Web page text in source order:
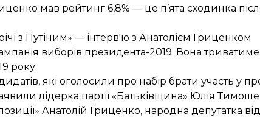
мав рейтинг 6,8% — це п’ята сходинка
з Путіним» — інтерв'ю з Анатолієм Гриценком
виборів президента-2019. Вона
року.
які оголосили про набір брати участь у
лідерка партії «Батьківщина» Юлія
Анатолій Гриценко, народна депутатка